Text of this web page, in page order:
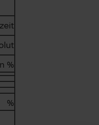
%
%